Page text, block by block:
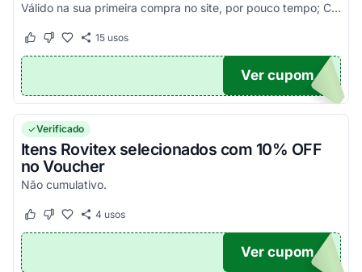
Válido na sua primeira compra no site, por pouco tempo; Corra!
Este cupom funcionou
Este cupom não funcionou
15usos
10
Ver cupom
Verificado
Itens Rovitex selecionados com 10% OFF
no Voucher
Não cumulativo.
Este cupom funcionou
Este cupom não funcionou
4 usos
XBF
Ver cupom